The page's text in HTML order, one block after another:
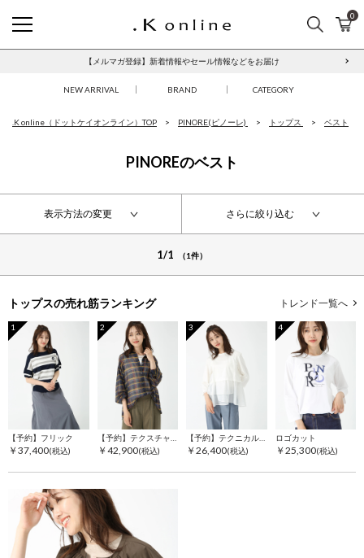
検索 カ
0
【メルマガ登録】新着情報やセール情報などをお届け
NEW ARRIVAL BRAND CATEGORY
.K online（ドットケイオンライン）TOP PINORE(ピノーレ) トップス ベスト
PINOREのベスト
表示方法の変更 さらに絞り込む
1/1 （1件）
トップスの売れ筋ランキング トレンド一覧へ
1
【予約】フリック
￥37,400(税込)
2
￥42,900(税込)
3
￥26,400(税込)
4
ロゴカット
￥25,300(税込)